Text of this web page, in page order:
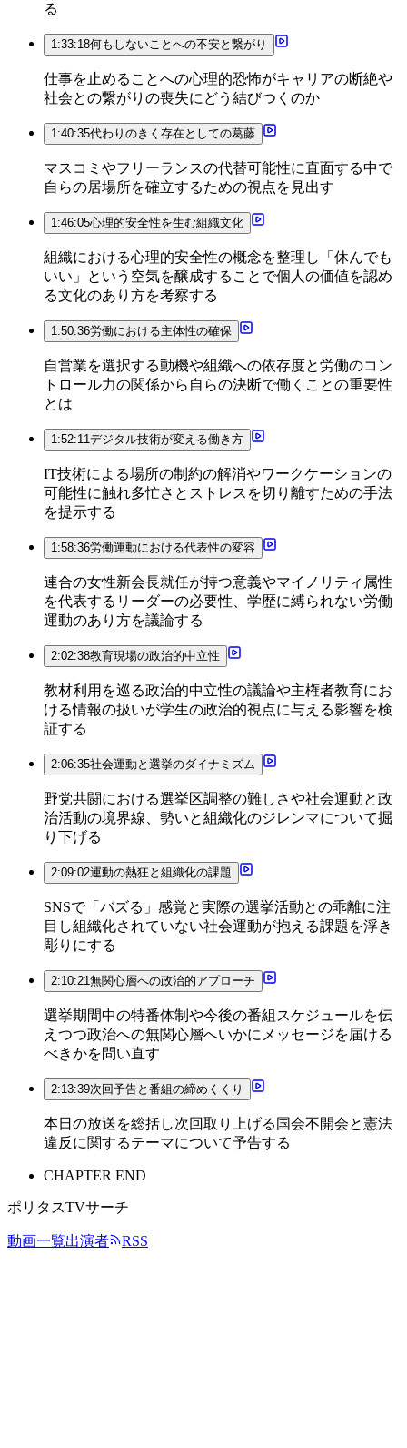
る
1:33:18何もしないことへの不安と繋がり
仕事を止めることへの心理的恐怖がキャリアの断絶や
社会との繋がりの喪失にどう結びつくのか
1:40:35代わりのきく存在としての葛藤
マスコミやフリーランスの代替可能性に直面する中で
自らの居場所を確立するための視点を見出す
1:46:05心理的安全性を生む組織文化
組織における心理的安全性の概念を整理し「休んでも
いい」という空気を醸成することで個人の価値を認め
る文化のあり方を考察する
1:50:36労働における主体性の確保
自営業を選択する動機や組織への依存度と労働のコン
トロール力の関係から自らの決断で働くことの重要性
とは
1:52:11デジタル技術が変える働き方
IT技術による場所の制約の解消やワークケーションの
可能性に触れ多忙さとストレスを切り離すための手法
を提示する
1:58:36労働運動における代表性の変容
連合の女性新会長就任が持つ意義やマイノリティ属性
を代表するリーダーの必要性、学歴に縛られない労働
運動のあり方を議論する
2:02:38教育現場の政治的中立性
教材利用を巡る政治的中立性の議論や主権者教育にお
ける情報の扱いが学生の政治的視点に与える影響を検
証する
2:06:35社会運動と選挙のダイナミズム
野党共闘における選挙区調整の難しさや社会運動と政
治活動の境界線、勢いと組織化のジレンマについて掘
り下げる
2:09:02運動の熱狂と組織化の課題
SNSで「バズる」感覚と実際の選挙活動との乖離に注
目し組織化されていない社会運動が抱える課題を浮き
彫りにする
2:10:21無関心層への政治的アプローチ
選挙期間中の特番体制や今後の番組スケジュールを伝
えつつ政治への無関心層へいかにメッセージを届ける
べきかを問い直す
2:13:39次回予告と番組の締めくくり
本日の放送を総括し次回取り上げる国会不開会と憲法
違反に関するテーマについて予告する
CHAPTER END
ポリタスTVサーチ
動画一覧出演者 RSS